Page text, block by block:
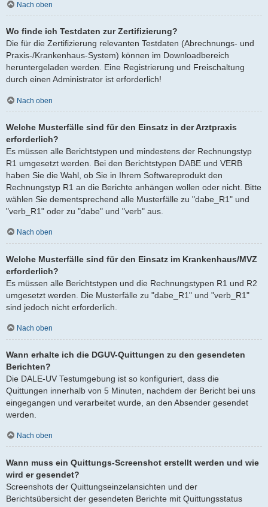
Nach oben
Wo finde ich Testdaten zur Zertifizierung?
Die für die Zertifizierung relevanten Testdaten (Abrechnungs- und
Praxis-/Krankenhaus-System) können im Downloadbereich
heruntergeladen werden. Eine Registrierung und Freischaltung
durch einen Administrator ist erforderlich!
Nach oben
Welche Musterfälle sind für den Einsatz in der Arztpraxis
erforderlich?
Es müssen alle Berichtstypen und mindestens der Rechnungstyp
R1 umgesetzt werden. Bei den Berichtstypen DABE und VERB
haben Sie die Wahl, ob Sie in Ihrem Softwareprodukt den
Rechnungstyp R1 an die Berichte anhängen wollen oder nicht. Bitte
wählen Sie dementsprechend alle Musterfälle zu "dabe_R1" und
"verb_R1" oder zu "dabe" und "verb" aus.
Nach oben
Welche Musterfälle sind für den Einsatz im Krankenhaus/MVZ
erforderlich?
Es müssen alle Berichtstypen und die Rechnungstypen R1 und R2
umgesetzt werden. Die Musterfälle zu "dabe_R1" und "verb_R1"
sind jedoch nicht erforderlich.
Nach oben
Wann erhalte ich die DGUV-Quittungen zu den gesendeten
Berichten?
Die DALE-UV Testumgebung ist so konfiguriert, dass die
Quittungen innerhalb von 5 Minuten, nachdem der Bericht bei uns
eingegangen und verarbeitet wurde, an den Absender gesendet
werden.
Nach oben
Wann muss ein Quittungs-Screenshot erstellt werden und wie
wird er gesendet?
Screenshots der Quittungseinzelansichten und der
Berichtsübersicht der gesendeten Berichte mit Quittungsstatus